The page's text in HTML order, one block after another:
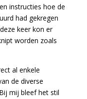
instructies hoe de
had gekregen
keer kon er
worden zoals
al enkele
de diverse
mij bleef het stil